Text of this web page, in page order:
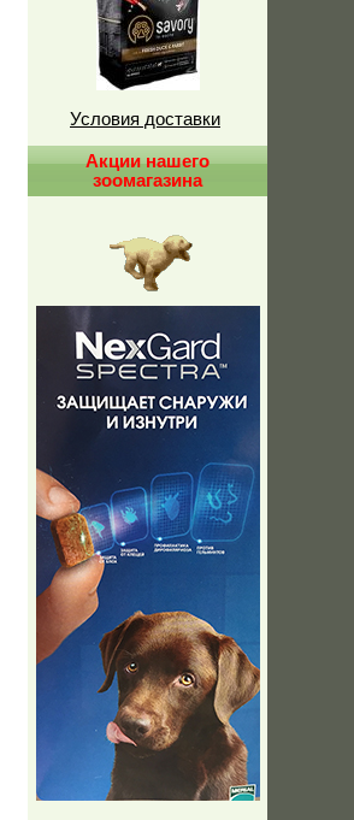
Условия доставки
Акции нашего
зоомагазина